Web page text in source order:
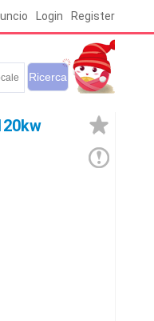
Login Register